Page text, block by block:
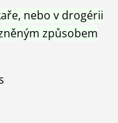
nebo v drogérii
způsobem